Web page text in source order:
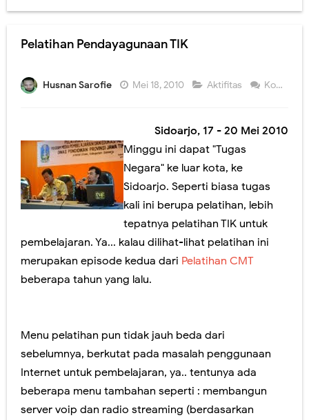
Peluncuran SNPMB Tahun 2024, yuk intip informasinya.
Yuk! Simak Cara Melihat Pengumuman Hasil SNBP 2023
Panduan Pemilihan Mata Pelajaran Pilihan pada Kurikulum Merdeka
Ada yang Berbeda dengan PDSS Tahun 2021
Sosialisasi Asesmen Nasional SMA Negeri Kabupaten Jember
Pelatihan Pelaksanaan USBN SMA Tahun 2019
Workshop Membangun LMS Sekolah MKKS SMA Negeri Kab. Jember Th. 2017
Perubahan Bentuk Rapor Untuk SKS, Perlu Dikoreksi Lagi.
Pelatihan Pendayagunaan TIK
Husnan Sarofie Mei 18, 2010 Aktifitas Komentar
Sidoarjo, 17 - 20 Mei 2010
Minggu ini dapat "Tugas
Negara" ke luar kota, ke
Sidoarjo. Seperti biasa tugas
kali ini berupa pelatihan, lebih
tepatnya pelatihan TIK untuk
pembelajaran. Ya... kalau dilihat-lihat pelatihan ini
merupakan episode kedua dari Pelatihan CMT
beberapa tahun yang lalu.
Menu pelatihan pun tidak jauh beda dari
sebelumnya, berkutat pada masalah penggunaan
Internet untuk pembelajaran, ya.. tentunya ada
beberapa menu tambahan seperti : membangun
server voip dan radio streaming (berdasarkan